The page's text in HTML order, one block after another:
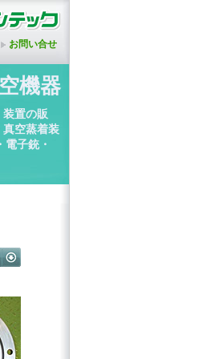
お問い合せ
機器
置の販
真空蒸着装
子銃・